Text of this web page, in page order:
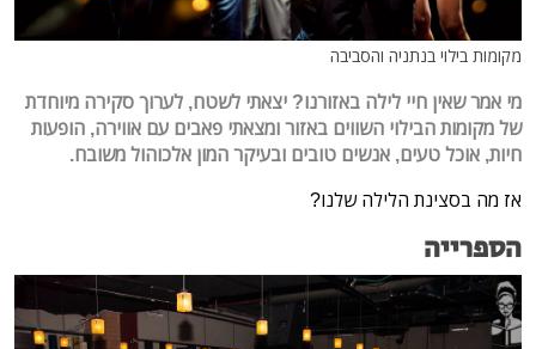
מקומות בילוי בנתניה והסביבה
מי אמר שאין חיי לילה באזורנו? יצאתי לשטח, לערוך סקירה מיוחדת
של מקומות הבילוי השווים באזור ומצאתי פאבים עם אווירה, הופעות
חיות, אוכל טעים, אנשים טובים ובעיקר המון אלכוהול משובח.
אז מה בסצינת הלילה שלנו?
הספרייה